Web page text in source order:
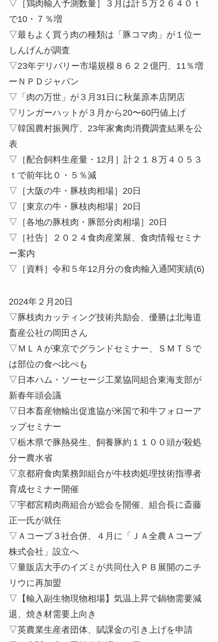
▽［鶏肉輸入予測数量］３月は計５万２６４０ｔ
で10・７％増
▽最もよく買う肉の種類は「豚コマ肉」が１位ー
しんげんが調査
▽23年デリバリー市場規模８６２２億円、11％増
ーＮＰＤジャパン
▽「肉の万世」が３月31日に秋葉原本店閉店
▽リンガーハットが３月から20〜60円値上げ
▽韓国農村振興庁、23年家禽肉消費調査結果を公
表
▽［配合飼料生産量・12月］計２１８万４０５３
ｔで前年比０・５％減
▽［大阪の牛・豚枝肉相場］20日
▽［東京の牛・豚枝肉相場］20日
▽［各地の豚枝肉・豚部分肉相場］20日
▽［社告］２０２４食肉産業展、食肉情報セミナ
ー案内
▽［資料］令和５年12月分の食肉輸入通関実績(6)
2024年２月20日
▽豚枝肉カッティング技術共励会、優勝は北海道
畜産公社の岡田さん
▽ＭＬＡが東京でグランドセミナー、ＳＭＴＳで
は部位の食べ比べも
▽日本ハム・ソーセージ工業協同組合東海支部が
新春年頭会議
▽日本畜産物輸出促進協が米国で和牛フォローア
ップセミナー
▽栃木県で豚熱発生、飼養豚約１１００頭が殺処
分ー農水省
▽京都府食肉業務卸組合が牛枝肉処理技術指導者
育成セミナー開催
▽宇都宮精肉商組合が総会を開催、組合長に斎藤
正一氏が就任
▽Ａコープ３社合併、４月に「ＪＡ全農Ａコープ
株式会社」設立へ
▽量販店大手のイズミが共同仕入ＰＢ展開のニチ
リウに再加盟
▽【輸入副生物現物相場】気温上昇で鍋物需要減
退、焼き材需要上向き
▽英農業生産者団体、賦課金の引き上げを申請